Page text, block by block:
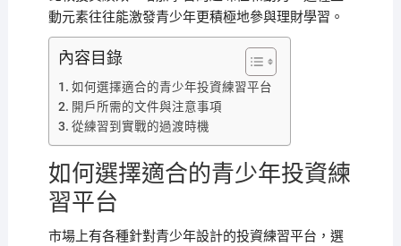
動元素往往能激發青少年更積極地參與理財學習。
內容目錄
如何選擇適合的青少年投資練習平台
開戶所需的文件與注意事項
從練習到實戰的過渡時機
如何選擇適合的青少年投資練
習平台
市場上有各種針對青少年設計的投資練習平台，選